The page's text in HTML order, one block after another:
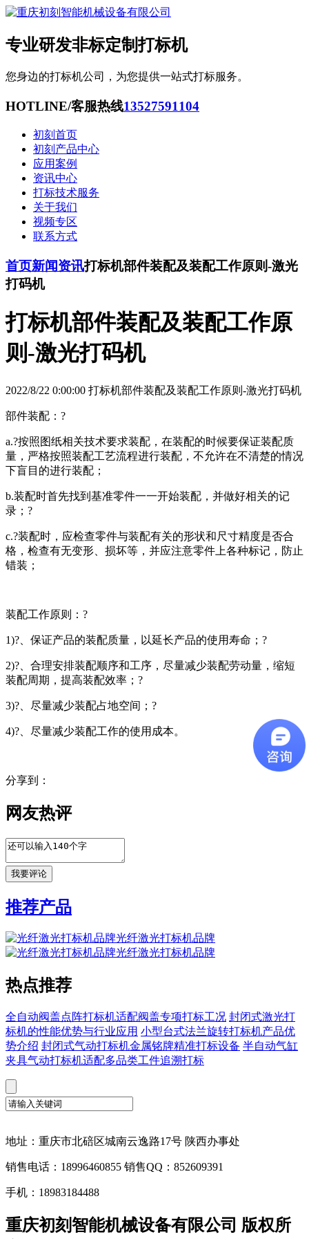
专业研发非标定制打标机
您身边的打标机公司，为您提供一站式打标服务。
HOTLINE/客服热线13527591104
初刻首页
初刻产品中心
应用案例
资讯中心
打标技术服务
关于我们
视频专区
联系方式
首页新闻资讯打标机部件装配及装配工作原则-激光
打码机
打标机部件装配及装配工作原
则-激光打码机
2022/8/22 0:00:00 打标机部件装配及装配工作原则-激光打码机
部件装配：?
a.?按照图纸相关技术要求装配，在装配的时候要保证装配质
量，严格按照装配工艺流程进行装配，不允许在不清楚的情况
下盲目的进行装配；
b.装配时首先找到基准零件一一开始装配，并做好相关的记
录；?
c.?装配时，应检查零件与装配有关的形状和尺寸精度是否合
格，检查有无变形、损坏等，并应注意零件上各种标记，防止
错装；
装配工作原则：?
1)?、保证产品的装配质量，以延长产品的使用寿命；?
2)?、合理安排装配顺序和工序，尽量减少装配劳动量，缩短
装配周期，提高装配效率；?
3)?、尽量减少装配占地空间；?
4)?、尽量减少装配工作的使用成本。
分享到：
网友热评
推荐产品
光纤激光打标机品牌
光纤激光打标机品牌
热点推荐
全自动阀盖点阵打标机适配阀盖专项打标工况 封闭式激光打
标机的性能优势与行业应用 小型台式法兰旋转打标机产品优
势介绍 封闭式气动打标机金属铭牌精准打标设备 半自动气缸
夹具气动打标机适配多品类工件追溯打标
地址：重庆市北碚区城南云逸路17号 陕西办事处
销售电话：18996460855 销售QQ：852609391
手机：18983184488
重庆初刻智能机械设备有限公司 版权所